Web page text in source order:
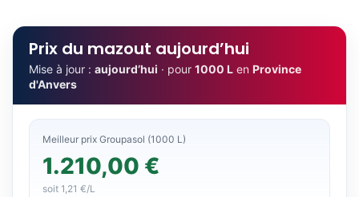
Prix du mazout aujourd’hui
Mise à jour : aujourd’hui · pour 1000 L en Province
d'Anvers
Meilleur prix Groupasol (1000 L)
1.210,00 €
soit 1,21 €/L